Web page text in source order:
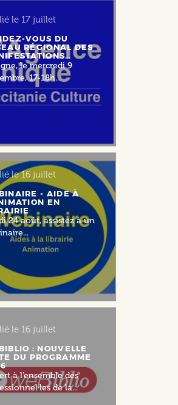
le 17 juillet
VOUS DU
RÉGIONAL DES
le mercredi 9
17-18h...
le16 juillet
- AIDE À
EN
24 août, assistez à un
le 16 juillet
: NOUVELLE
DU PROGRAMME
à l’ensemble des
de la...